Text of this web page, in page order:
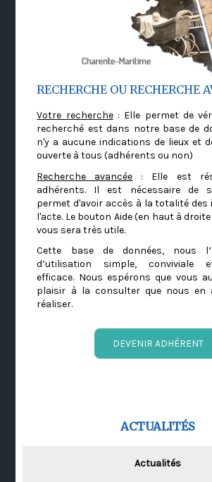
RECHERCHE OU RECHERCHE
Votre recherche: Elle permet de
recherché est dans notre base de
n'y a aucune indications de lieux et
ouverte à tous (adhérents ou non)
Recherche avancée : Elle est
adhérents. Il est nécessaire de
permet d'avoir accès à la totalité
l'acte. Le bouton Aide (en haut à
vous sera très utile.
Cette base de données, nous
d’utilisation simple, conviviale
efficace. Nous espérons que vous
plaisir à la consulter que nous en
réaliser.
DEVENIR ADHÉRENT
ACTUALITÉS
Actualités